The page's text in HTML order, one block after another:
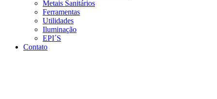
Metais Sanitários
Ferramentas
Utilidades
Iluminação
EPI´S
Contato